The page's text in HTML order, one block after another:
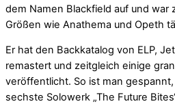
dem Namen Blackfield auf und war
Größen wie Anathema und Opeth
Er hat den Backkatalog von ELP,
remastert und zeitgleich einige
veröffentlicht. So ist man
sechste Solowerk „The Future